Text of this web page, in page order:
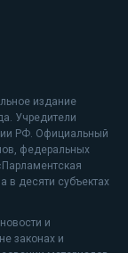
издание
Учредители
РФ. Официальный
федеральных
в десяти субъектах
и
законах и